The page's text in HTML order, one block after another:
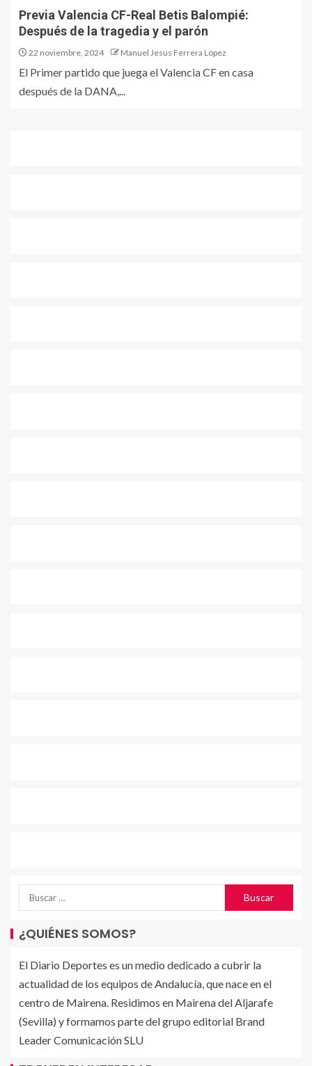
Previa Valencia CF-Real Betis Balompié:
Después de la tragedia y el parón
22 noviembre, 2024 Manuel Jesus Ferrera Lopez
El Primer partido que juega el Valencia CF en casa
después de la DANA,...
¿QUIÉNES SOMOS?
El Diario Deportes es un medio dedicado a cubrir la
actualidad de los equipos de Andalucía, que nace en el
centro de Mairena. Residimos en Mairena del Aljarafe
(Sevilla) y formamos parte del grupo editorial Brand
Leader Comunicación SLU